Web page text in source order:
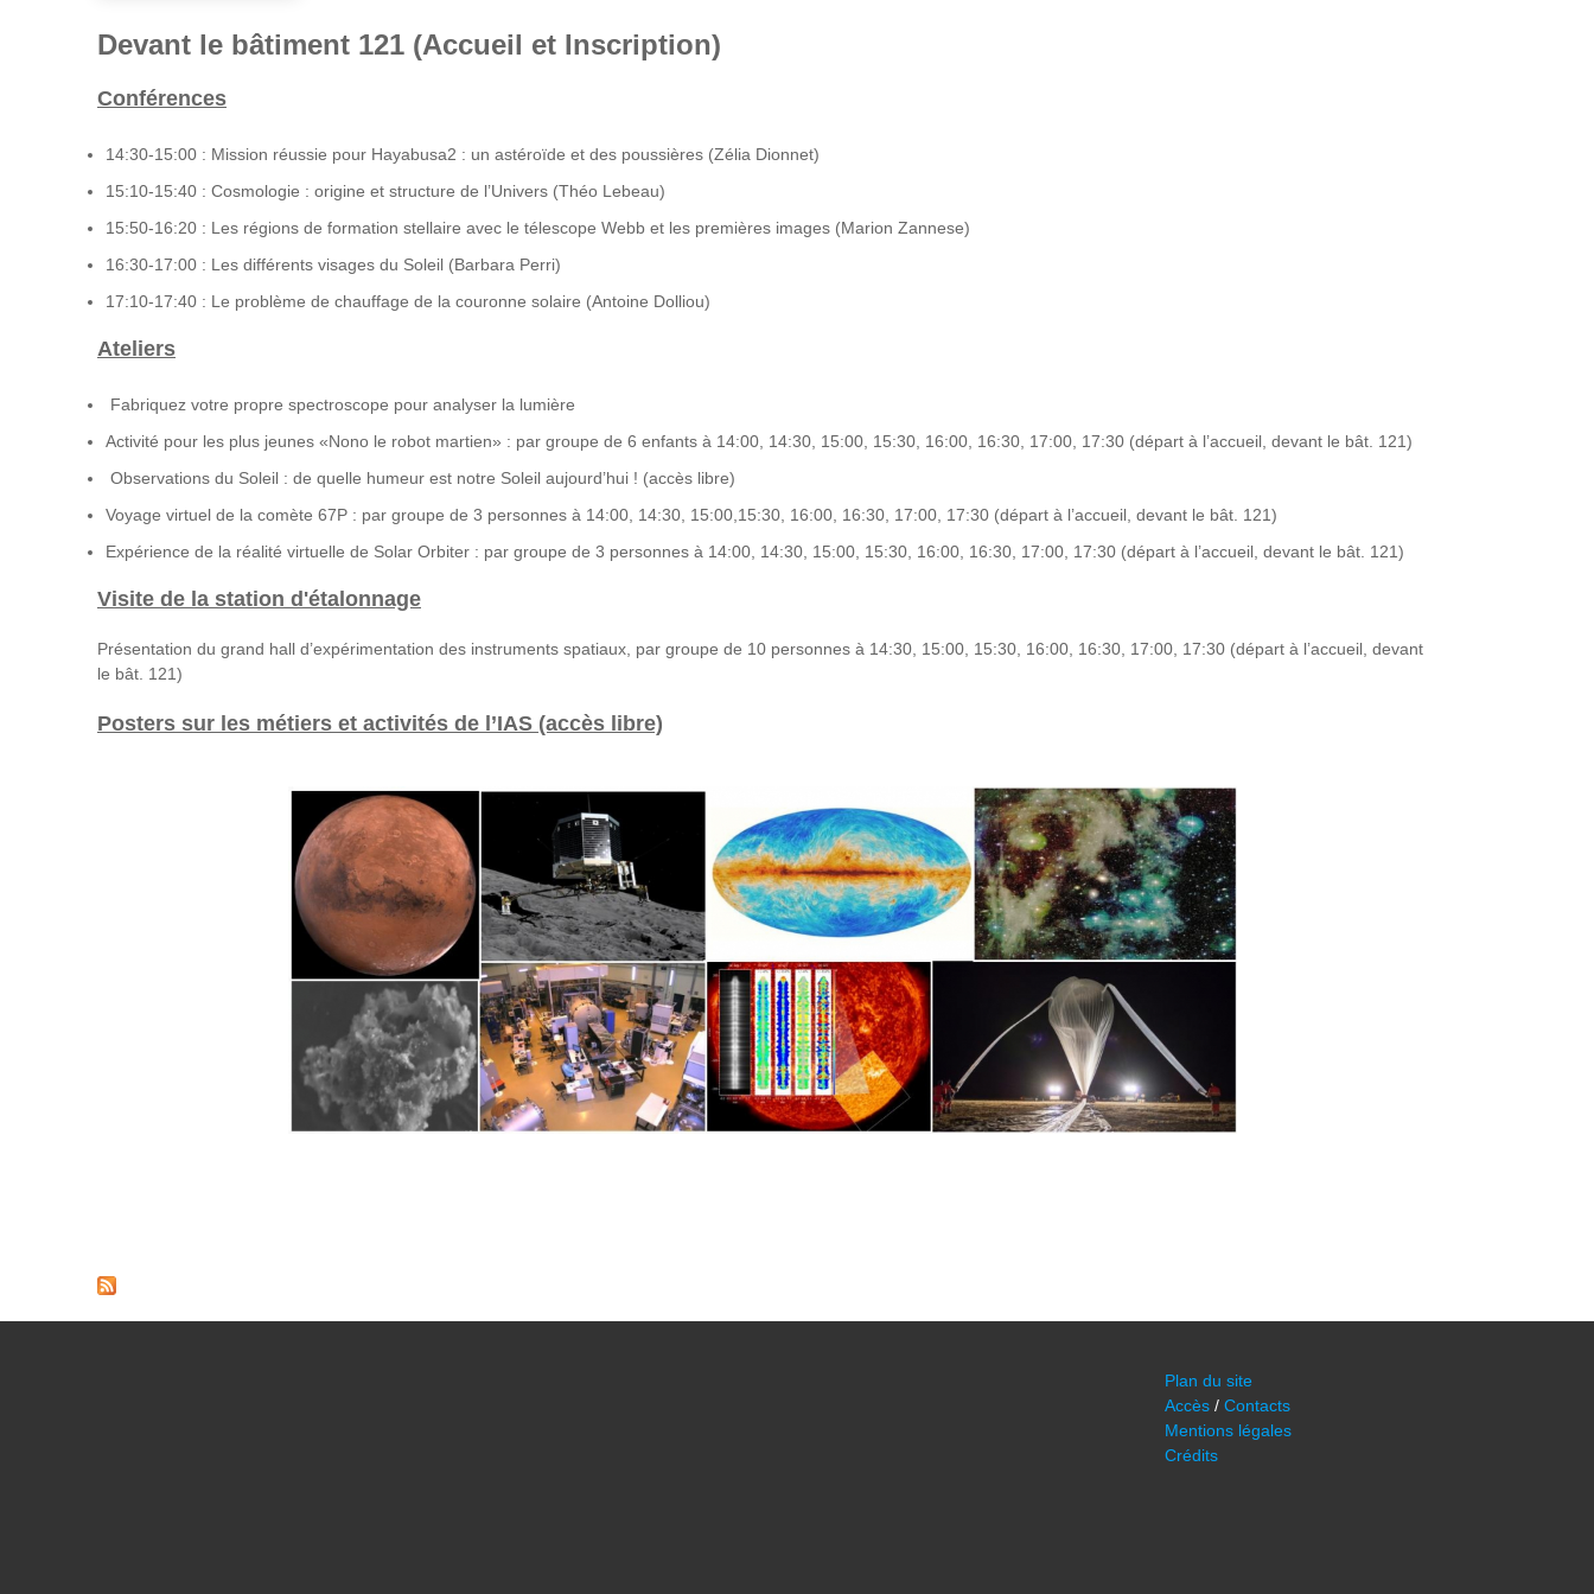
Devant le bâtiment 121 (Accueil et Inscription)
Conférences
14:30-15:00 : Mission réussie pour Hayabusa2 : un astéroïde et des poussières (Zélia Dionnet)
15:10-15:40 : Cosmologie : origine et structure de l’Univers (Théo Lebeau)
15:50-16:20 : Les régions de formation stellaire avec le télescope Webb et les premières images (Marion Zannese)
16:30-17:00 : Les différents visages du Soleil (Barbara Perri)
17:10-17:40 : Le problème de chauffage de la couronne solaire (Antoine Dolliou)
Ateliers
Fabriquez votre propre spectroscope pour analyser la lumière
Activité pour les plus jeunes «Nono le robot martien» : par groupe de 6 enfants à 14:00, 14:30, 15:00, 15:30, 16:00, 16:30, 17:00, 17:30 (départ à l’accueil, devant le bât. 121)
Observations du Soleil : de quelle humeur est notre Soleil aujourd’hui ! (accès libre)
Voyage virtuel de la comète 67P : par groupe de 3 personnes à 14:00, 14:30, 15:00,15:30, 16:00, 16:30, 17:00, 17:30 (départ à l’accueil, devant le bât. 121)
Expérience de la réalité virtuelle de Solar Orbiter : par groupe de 3 personnes à 14:00, 14:30, 15:00, 15:30, 16:00, 16:30, 17:00, 17:30 (départ à l’accueil, devant le bât. 121)
Visite de la station d'étalonnage
Présentation du grand hall d’expérimentation des instruments spatiaux, par groupe de 10 personnes à 14:30, 15:00, 15:30, 16:00, 16:30, 17:00, 17:30 (départ à l’accueil, devant
le bât. 121)
Posters sur les métiers et activités de l’IAS (accès libre)
Plan du site
Accès / Contacts
Mentions légales
Crédits